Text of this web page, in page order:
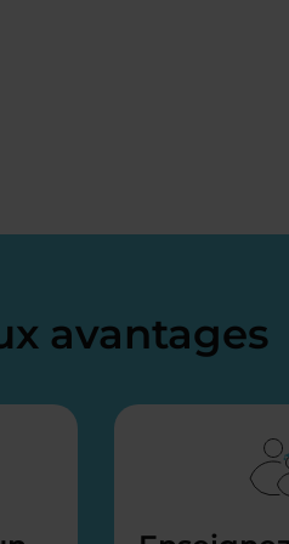
avantages